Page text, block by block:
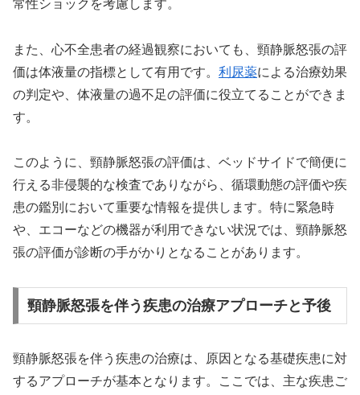
常性ショックを考慮します。
また、心不全患者の経過観察においても、頸静脈怒張の評
価は体液量の指標として有用です。 利尿薬による治療効果
の判定や、体液量の過不足の評価に役立てることができま
す。
このように、頸静脈怒張の評価は、ベッドサイドで簡便に
行える非侵襲的な検査でありながら、循環動態の評価や疾
患の鑑別において重要な情報を提供します。特に緊急時
や、エコーなどの機器が利用できない状況では、頸静脈怒
張の評価が診断の手がかりとなることがあります。
頸静脈怒張を伴う疾患の治療アプローチと予後
頸静脈怒張を伴う疾患の治療は、原因となる基礎疾患に対
するアプローチが基本となります。ここでは、主な疾患ご